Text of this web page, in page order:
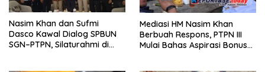
Nasim Khan dan Sufmi
Dasco Kawal Dialog SPBUN
SGN–PTPN, Silaturahmi di
Mediasi HM Nasim Khan
Berbuah Respons, PTPN III
Mulai Bahas Aspirasi Bonus